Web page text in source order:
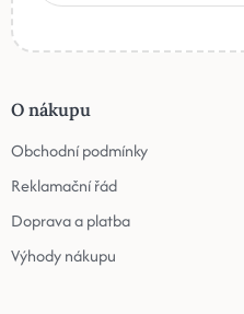
O nákupu
Obchodní podmínky
Reklamační řád
Doprava a platba
Výhody nákupu